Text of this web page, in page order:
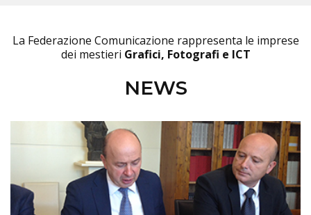
La Federazione Comunicazione rappresenta le imprese
dei mestieri Grafici, Fotografi e ICT
NEWS